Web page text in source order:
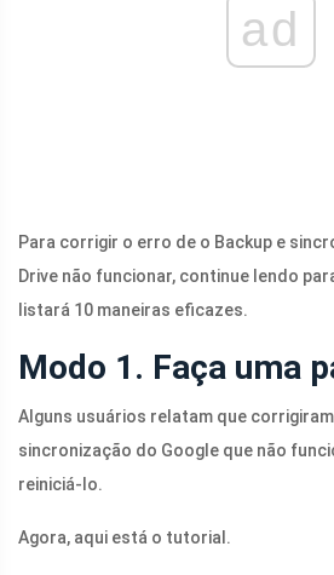
ad
Para corrigir o erro de o Backup e
Drive não funcionar, continue lendo
listará 10 maneiras eficazes.
Modo 1. Faça uma
Alguns usuários relatam que
sincronização do Google que não
reiniciá-lo.
Agora, aqui está o tutorial.